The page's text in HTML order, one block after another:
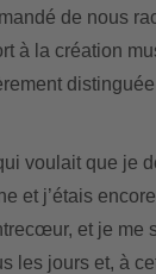
de nous
à la création
voulait que je
et j’étais
et je me
les jours et, à